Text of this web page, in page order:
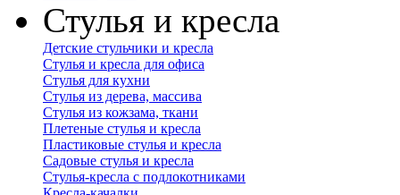
Стулья и кресла
Детские стульчики и кресла
Стулья и кресла для офиса
Стулья для кухни
Стулья из дерева, массива
Стулья из кожзама, ткани
Плетеные стулья и кресла
Пластиковые стулья и кресла
Садовые стулья и кресла
Стулья-кресла с подлокотниками